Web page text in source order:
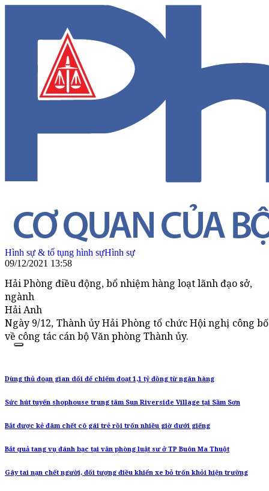
Hình sự & tố tụng hình sựHình sự
09/12/2021 13:58
Hải Phòng điều động, bổ nhiệm hàng loạt lãnh đạo sở,
ngành
Hải Anh
Ngày 9/12, Thành ủy Hải Phòng tổ chức Hội nghị công
về công tác cán bộ Văn phòng Thành ủy.
Dùng thủ đoạn gian dối để chiếm đoạt 1,1 tỷ đồng từ ngân hàng
Sức hút tuyến shophouse trung tâm Sun Riverside Village tại Sầm Sơn
Bắt được kẻ đâm chết cô gái trẻ rồi trốn nhiều giờ dưới giếng
Bắt quả tang vụ đánh bạc tại văn phòng luật sư ở TP Buôn Ma Thuột
Gây tai nạn chết người, đối tượng điều khiển xe bỏ trốn khỏi hiện trường